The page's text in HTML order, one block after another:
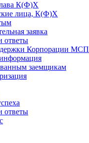
К(Ф)Х
лица, К(Ф)Х
заявка
ответы
Корпорации МСП
заемщикам
ответы